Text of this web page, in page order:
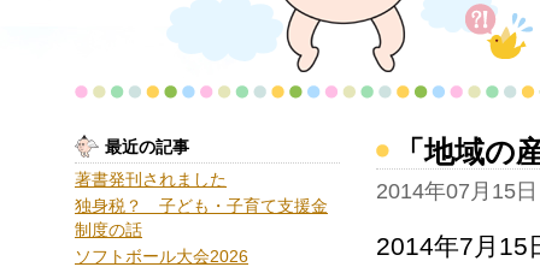
最近の記事
著書発刊されました
独身税？ 子ども・子育て支援金
制度の話
ソフトボール大会2026
「地域の
2014年07月15
2014年7月